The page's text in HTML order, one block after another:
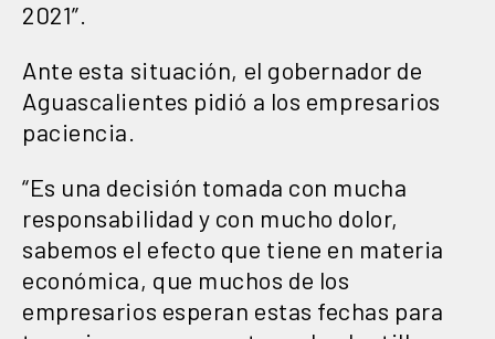
2021”.
Ante esta situación, el gobernador de
Aguascalientes pidió a los empresarios
paciencia.
“Es una decisión tomada con mucha
responsabilidad y con mucho dolor,
sabemos el efecto que tiene en materia
económica, que muchos de los
empresarios esperan estas fechas para